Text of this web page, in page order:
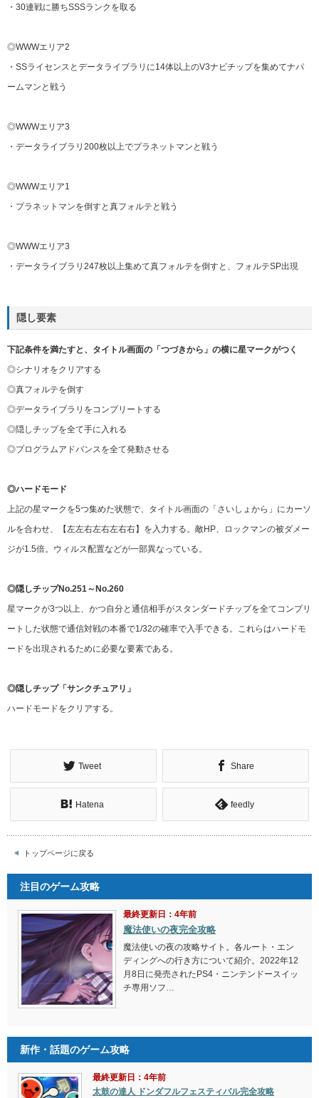
・30連戦に勝ちSSSランクを取る
◎WWWエリア2
・SSライセンスとデータライブラリに14体以上のV3ナビチップを集めてナパ
ームマンと戦う
◎WWWエリア3
・データライブラリ200枚以上でプラネットマンと戦う
◎WWWエリア1
・プラネットマンを倒すと真フォルテと戦う
◎WWWエリア3
・データライブラリ247枚以上集めて真フォルテを倒すと、フォルテSP出現
隠し要素
下記条件を満たすと、タイトル画面の「つづきから」の横に星マークがつく
◎シナリオをクリアする
◎真フォルテを倒す
◎データライブラリをコンプリートする
◎隠しチップを全て手に入れる
◎プログラムアドバンスを全て発動させる
◎ハードモード
上記の星マークを5つ集めた状態で、タイトル画面の「さいしょから」にカーソ
ルを合わせ、【左左右左右左右右】を入力する。敵HP、ロックマンの被ダメー
ジが1.5倍。ウィルス配置などが一部異なっている。
◎隠しチップNo.251～No.260
星マークが3つ以上、かつ自分と通信相手がスタンダードチップを全てコンプリ
ートした状態で通信対戦の本番で1/32の確率で入手できる。これらはハードモ
ードを出現されるために必要な要素である。
◎隠しチップ「サンクチュアリ」
ハードモードをクリアする。
Tweet Share
Hatena feedly
トップページに戻る
注目のゲーム攻略
最終更新日：4年前
魔法使いの夜完全攻略
魔法使いの夜の攻略サイト。各ルート・エン
ディングへの行き方について紹介。2022年12
月8日に発売されたPS4・ニンテンドースイッ
チ専用ソフ…
新作・話題のゲーム攻略
最終更新日：4年前
太鼓の達人 ドンダフルフェスティバル完全攻略